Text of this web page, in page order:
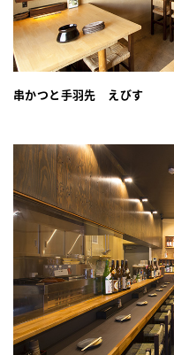
串かつと手羽先 えびす